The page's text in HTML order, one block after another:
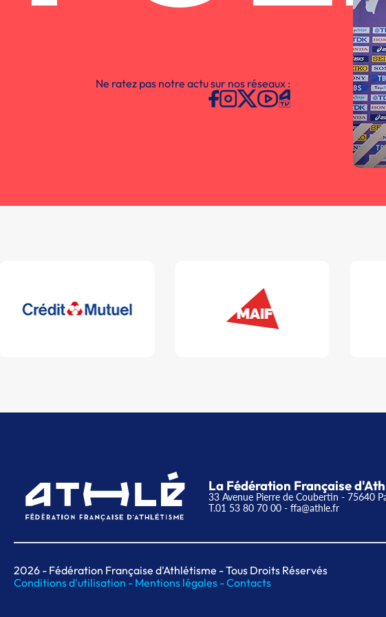
Ne ratez pas notre actu sur nos réseaux :
La Fédération Française
33 Avenue Pierre de Coubertin - 75640
T.01 53 80 70 00 - ffa@athle.fr
2026 - Fédération Française d'Athlétisme - Tous Droits Réservés
Conditions d'utilisation - Mentions légales -Contacts